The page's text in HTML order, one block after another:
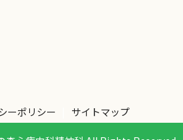
ーポリシー サイトマップ